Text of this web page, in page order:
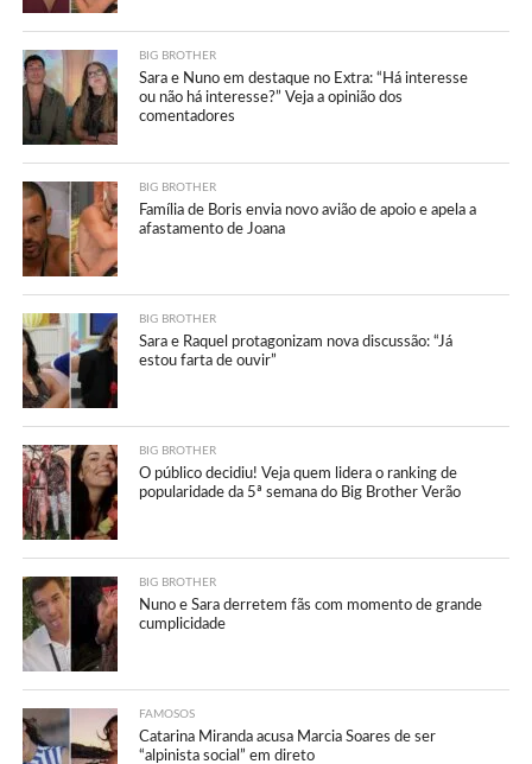
BIG BROTHER
Sara e Nuno em destaque no Extra: “Há interesse
ou não há interesse?” Veja a opinião dos
comentadores
BIG BROTHER
Família de Boris envia novo avião de apoio e apela a
afastamento de Joana
BIG BROTHER
Sara e Raquel protagonizam nova discussão: “Já
estou farta de ouvir”
BIG BROTHER
O público decidiu! Veja quem lidera o ranking de
popularidade da 5ª semana do Big Brother Verão
BIG BROTHER
Nuno e Sara derretem fãs com momento de grande
cumplicidade
FAMOSOS
Catarina Miranda acusa Marcia Soares de ser
“alpinista social” em direto